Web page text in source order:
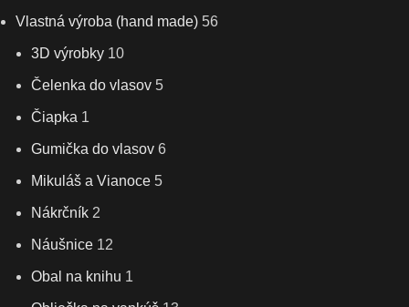
Vlastná výroba (hand made) 56
3D výrobky 10
Čelenka do vlasov 5
Čiapka 1
Gumička do vlasov 6
Mikuláš a Vianoce 5
Nákrčník 2
Náušnice 12
Obal na knihu 1